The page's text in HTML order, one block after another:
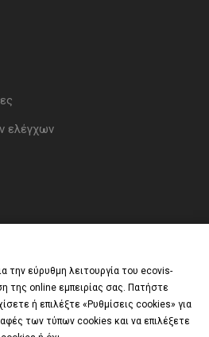
την εύρυθμη λειτουργία του ecovis-
της online εμπειρίας σας. Πατήστε
ή επιλέξτε «Ρυθμίσεις cookies» για
των τύπων cookies και να επιλέξετε
ελέγχων